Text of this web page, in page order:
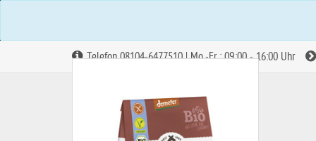
Telefon 08104-6477510 | Mo.-Fr.: 09:00 - 16:00 Uhr